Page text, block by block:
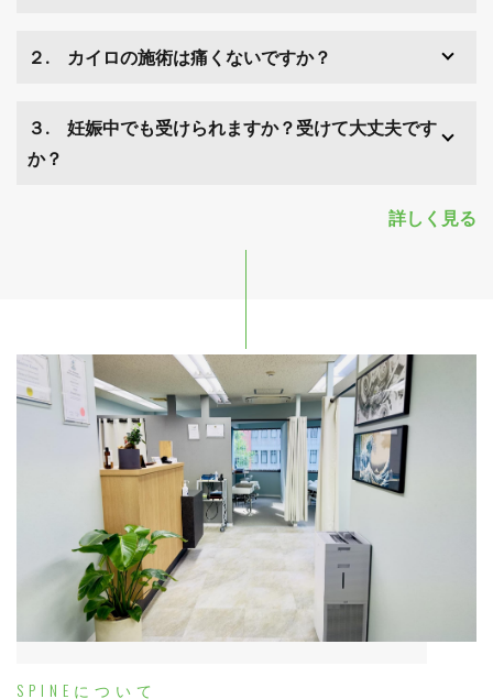
２. カイロの施術は痛くないですか？
３. 妊娠中でも受けられますか？受けて大丈夫です
か？
詳しく見る
SPINEについて